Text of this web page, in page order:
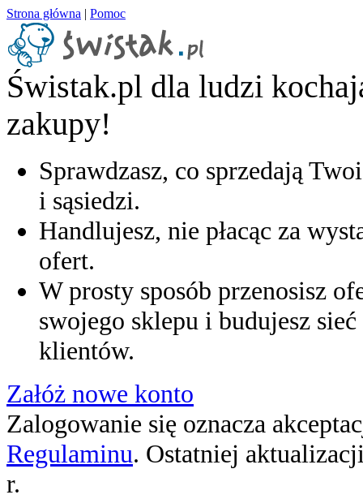
Strona główna | Pomoc
Świstak.pl dla ludzi
zakupy!
Sprawdzasz, co sprzedają
i sąsiedzi.
Handlujesz, nie płacąc za
ofert.
W prosty sposób przenosisz
swojego sklepu i budujesz sieć
klientów.
Załóż nowe konto
Zalogowanie się oznacza
Regulaminu. Ostatniej
r.